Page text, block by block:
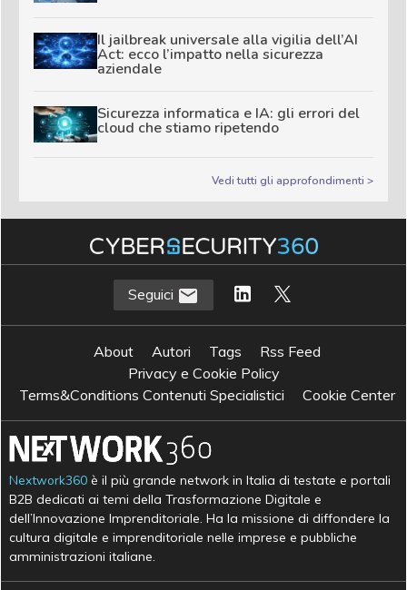
Il jailbreak universale alla vigilia dell’AI
Act: ecco l’impatto nella sicurezza
aziendale
Sicurezza informatica e IA: gli errori del
cloud che stiamo ripetendo
Vedi tutti gli approfondimenti >
Seguici
About Autori Tags
Rss Feed
Privacy e Cookie Policy
Terms&Conditions Contenuti Specialistici
Cookie Center
Nextwork360 è il più grande network in Italia di testate e portali
B2B dedicati ai temi della Trasformazione Digitale e
dell’Innovazione Imprenditoriale. Ha la missione di diffondere la
cultura digitale e imprenditoriale nelle imprese e pubbliche
amministrazioni italiane.